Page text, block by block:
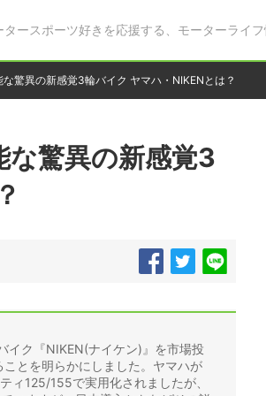
ースポーツ好きを応援する、モーターライフ
驚異の新感覚3輪バイク ヤマハ・NIKENとは？
驚異の新感覚3
イク『NIKEN(ナイケン)』を市場投
とを明らかにしました。ヤマハが
ィ125/155で実用化されましたが、